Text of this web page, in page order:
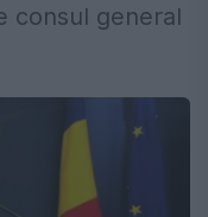
consul general